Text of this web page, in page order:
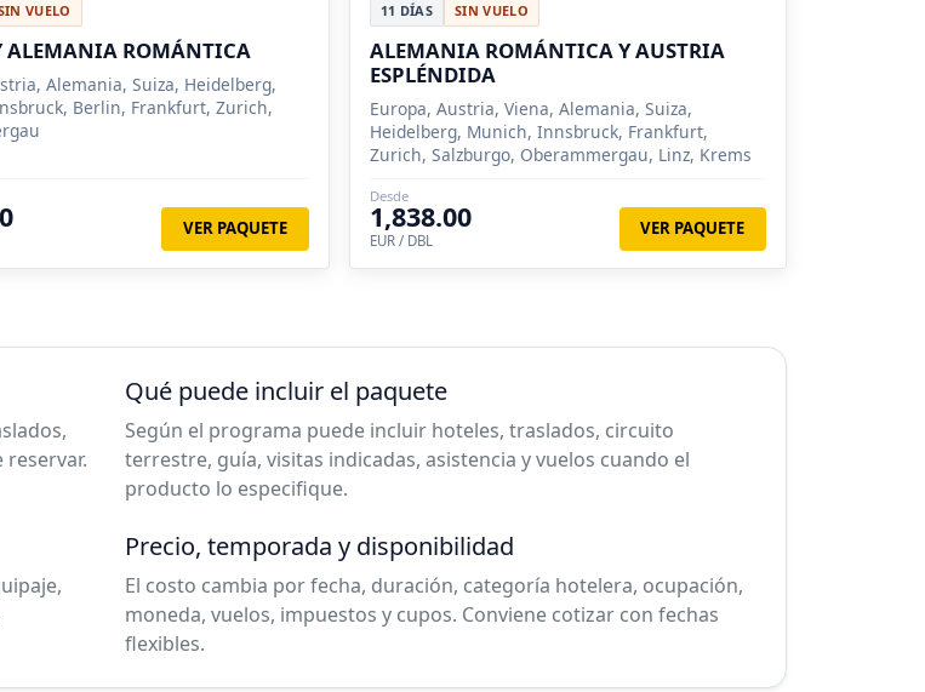
VUELO
ALEMANIA ROMÁNTICA
Alemania, Suiza, Heidelberg,
Berlin, Frankfurt, Zurich,
VER PAQUETE
11 DÍAS SIN VUELO
ALEMANIA ROMÁNTICA Y AUSTRIA
ESPLÉNDIDA
Europa, Austria, Viena, Alemania, Suiza,
Heidelberg, Munich, Innsbruck, Frankfurt,
Zurich, Salzburgo, Oberammergau, Linz, Krems
Desde
1,838.00
EUR / DBL
VER PAQUETE
Qué puede incluir el paquete
Según el programa puede incluir hoteles, traslados, circuito
terrestre, guía, visitas indicadas, asistencia y vuelos cuando el
producto lo especifique.
Precio, temporada y disponibilidad
El costo cambia por fecha, duración, categoría hotelera, ocupación,
moneda, vuelos, impuestos y cupos. Conviene cotizar con fechas
flexibles.